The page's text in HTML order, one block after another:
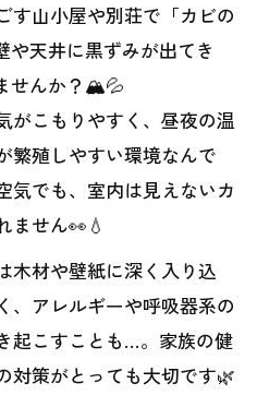
す山小屋や別荘で「カビの
天井に黒ずみが出てき
せんか？🏔️💦
がこもりやすく、昼夜の温
繁殖しやすい環境なんで
気でも、室内は見えないカ
ません👀💧
木材や壁紙に深く入り込
、アレルギーや呼吸器系の
起こすことも…。家族の健
対策がとっても大切です🌿